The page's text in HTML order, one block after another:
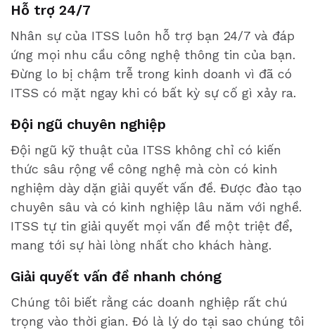
Hỗ trợ 24/7
Nhân sự của ITSS luôn hỗ trợ bạn 24/7 và đáp
ứng mọi nhu cầu công nghệ thông tin của bạn.
Đừng lo bị chậm trễ trong kinh doanh vì đã có
ITSS có mặt ngay khi có bất kỳ sự cố gì xảy ra.
Đội ngũ chuyên nghiệp
Đội ngũ kỹ thuật của ITSS không chỉ có kiến
thức sâu rộng về công nghệ mà còn có kinh
nghiệm dày dặn giải quyết vấn đề. Được đào tạo
chuyên sâu và có kinh nghiệp lâu năm với nghề.
ITSS tự tin giải quyết mọi vấn đề một triệt để,
mang tới sự hài lòng nhất cho khách hàng.
Giải quyết vấn đề nhanh chóng
Chúng tôi biết rằng các doanh nghiệp rất chú
trọng vào thời gian. Đó là lý do tại sao chúng tôi